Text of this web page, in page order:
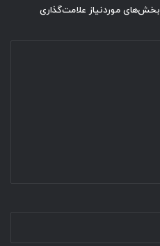
بخش‌های موردنیاز علامت‌گذاری